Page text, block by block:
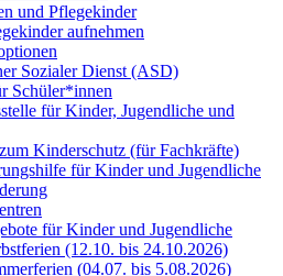
und Pflegekinder
aufnehmen
Sozialer Dienst (ASD)
Schüler*innen
für Kinder, Jugendliche und
Kinderschutz (für Fachkräfte)
für Kinder und Jugendliche
für Kinder und Jugendliche
(12.10. bis 24.10.2026)
(04.07. bis 5.08.2026)